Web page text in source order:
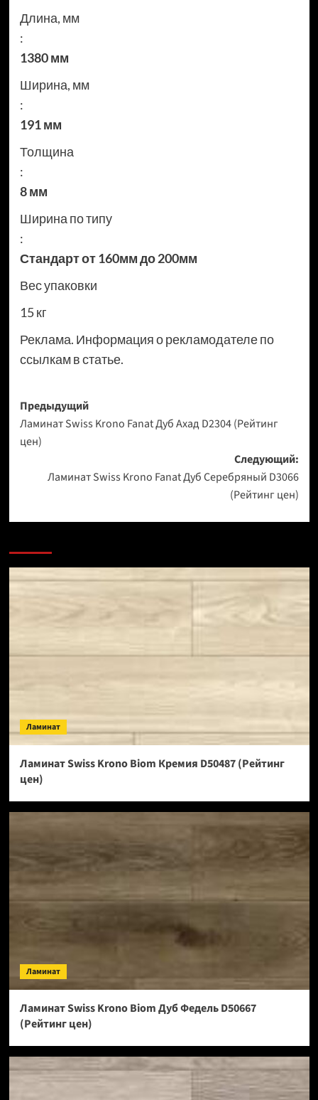
Длина, мм
:
1380 мм
Ширина, мм
:
191 мм
Толщина
:
8 мм
Ширина по типу
:
Стандарт от 160мм до 200мм
Вес упаковки
15 кг
Реклама. Информация о рекламодателе по
ссылкам в статье.
Навигация
записи
Предыдущий
Ламинат Swiss Krono Fanat Дуб Ахад D2304 (Рейтинг
цен)
Следующий:
Ламинат Swiss Krono Fanat Дуб Серебряный D3066
(Рейтинг цен)
Ламинат
Ламинат Swiss Krono Biom Кремия D50487 (Рейтинг
цен)
Ламинат
Ламинат Swiss Krono Biom Дуб Федель D50667
(Рейтинг цен)